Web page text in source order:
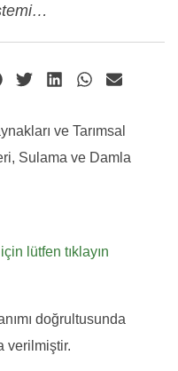
ve Tarımsal
Sulama ve Damla
lütfen tıklayın
doğrultusunda
verilmiştir.